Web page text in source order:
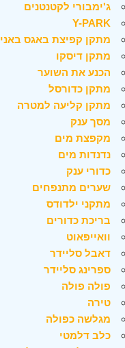
ג'ימבורי לקטנטנים
Y-PARK
מתקן קפיצת באגס באני
מתקן דיסקו
הכנע את השוער
מתקן כדורסל
מתקן קליעה למטרה
מסך ענק
מקפצת מים
נדנדות מים
כדורי ענק
שערים מתנפחים
מתקני ילדודס
בריכת כדורים
וואייפאוט
דאבל סליידר
ספרינג סליידר
פולה פולה
טירה
מגלשה כפולה
כלב דלמטי